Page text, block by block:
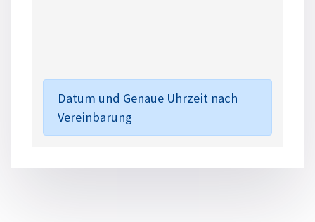
Datum und Genaue Uhrzeit nach
Vereinbarung